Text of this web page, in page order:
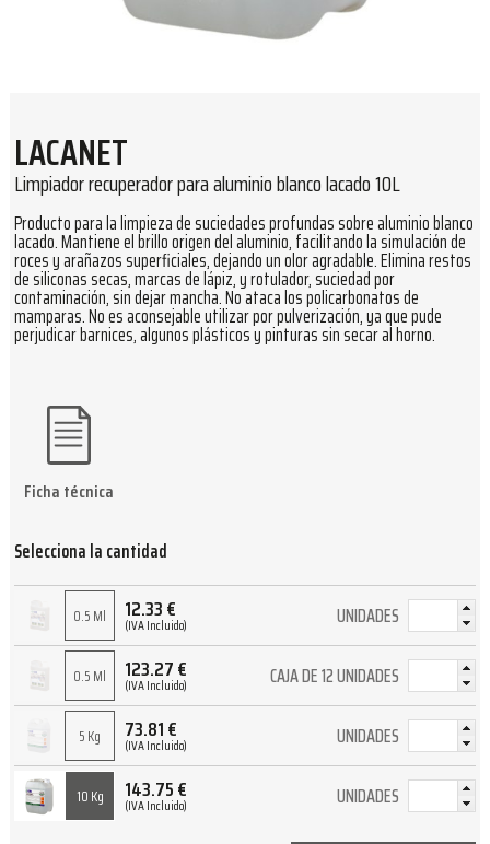
LACANET
Limpiador recuperador para aluminio blanco lacado 10L
Producto para la limpieza de suciedades profundas sobre aluminio blanco
lacado. Mantiene el brillo origen del aluminio, facilitando la simulación de
roces y arañazos superficiales, dejando un olor agradable. Elimina restos
de siliconas secas, marcas de lápiz, y rotulador, suciedad por
contaminación, sin dejar mancha. No ataca los policarbonatos de
mamparas. No es aconsejable utilizar por pulverización, ya que pude
perjudicar barnices, algunos plásticos y pinturas sin secar al horno.
Selecciona la cantidad
0.5 Ml 12.33€
(IVA Incluido) UNIDADES
0.5 Ml 123.27€
(IVA Incluido) CAJA DE 12 UNIDADES
5 Kg 73.81€
(IVA Incluido) UNIDADES
10 Kg 143.75€
(IVA Incluido) UNIDADES
Ficha técnica